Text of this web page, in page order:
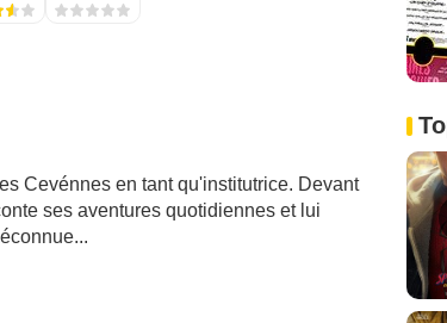
Cevénnes en tant qu'institutrice. Devant
ses aventures quotidiennes et lui